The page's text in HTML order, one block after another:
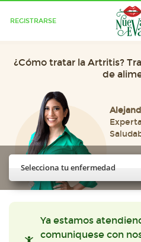
REGISTRARSE
¿Cómo tratar la Artritis?
de
Selecciona tu enfermedad
Ya estamos
comuniquese con